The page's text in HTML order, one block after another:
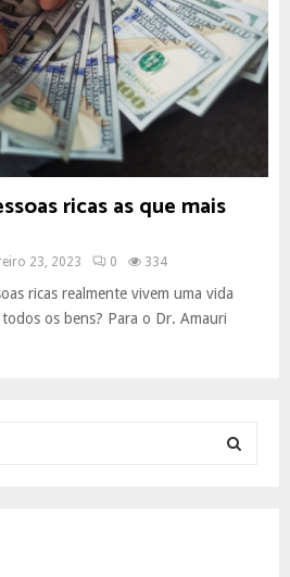
ricas as que mais
23, 2023 0 334
ricas realmente vivem uma vida
os bens? Para o Dr. Amauri